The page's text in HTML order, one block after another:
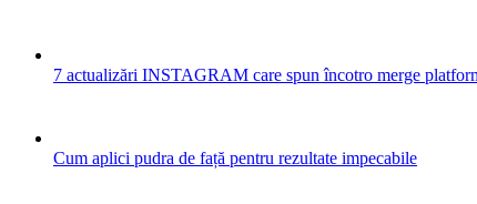
7 actualizări INSTAGRAM care spun încotro merge
Cum aplici pudra de față pentru rezultate impecabile